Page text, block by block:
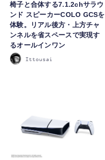
椅子と合体する7.1.2chサラウ
ンド スピーカーCOLO GCSを
体験。リアル後方・上方チャ
ンネルを省スペースで実現す
るオールインワン
Ittousai